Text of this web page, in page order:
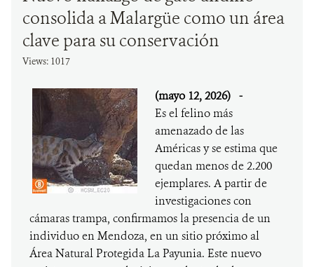
consolida a Malargüe como un área
clave para su conservación
Views: 1017
(mayo 12, 2026) -
Es el felino más
amenazado de las
Américas y se estima que
quedan menos de 2.200
ejemplares. A partir de
investigaciones con
cámaras trampa, confirmamos la presencia de un
individuo en Mendoza, en un sitio próximo al
Área Natural Protegida La Payunia. Este nuevo